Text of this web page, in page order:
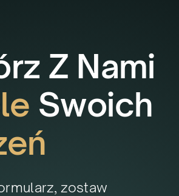
Z Nami
Swoich
zostaw